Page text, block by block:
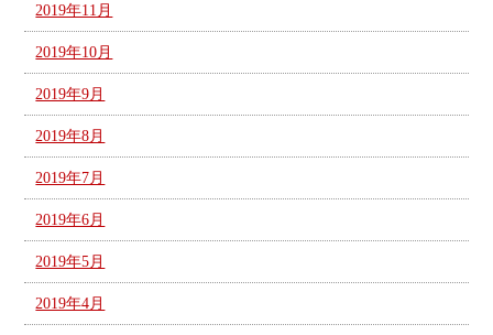
2019年11月
2019年10月
2019年9月
2019年8月
2019年7月
2019年6月
2019年5月
2019年4月